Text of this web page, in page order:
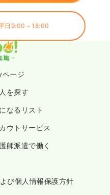
日9:00～18:00
ページ
を探す
なるリスト
ウトサービス
師派遣で働く
び個人情報保護方針